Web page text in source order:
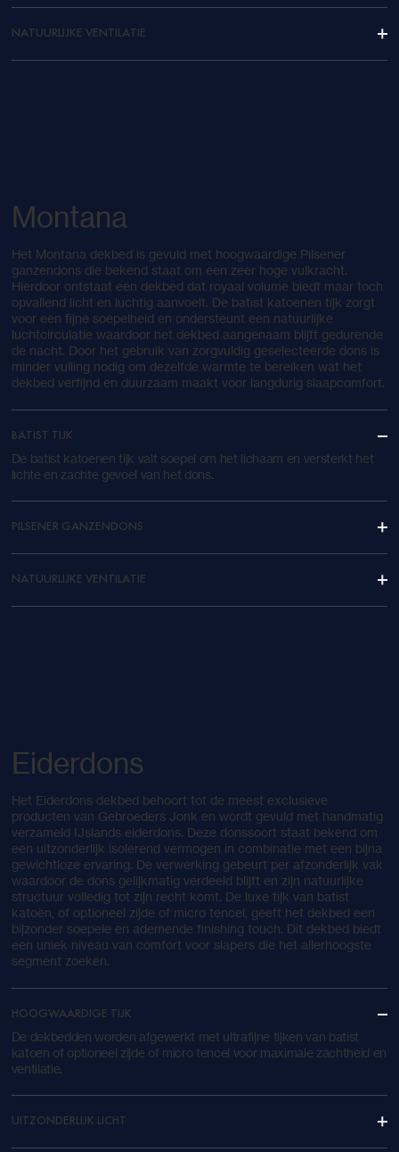
NATUURLIJKE VENTILATIE
Montana
Het Montana dekbed is gevuld met hoogwaardige Pilsener
ganzendons die bekend staat om een zeer hoge vulkracht.
Hierdoor ontstaat een dekbed dat royaal volume biedt maar toch
opvallend licht en luchtig aanvoelt. De batist katoenen tijk zorgt
voor een fijne soepelheid en ondersteunt een natuurlijke
luchtcirculatie waardoor het dekbed aangenaam blijft gedurende
de nacht. Door het gebruik van zorgvuldig geselecteerde dons is
minder vulling nodig om dezelfde warmte te bereiken wat het
dekbed verfijnd en duurzaam maakt voor langdurig slaapcomfort.
BATIST TIJK
De batist katoenen tijk valt soepel om het lichaam en versterkt het
lichte en zachte gevoel van het dons.
PILSENER GANZENDONS
NATUURLIJKE VENTILATIE
Eiderdons
Het Eiderdons dekbed behoort tot de meest exclusieve
producten van Gebroeders Jonk en wordt gevuld met handmatig
verzameld IJslands eiderdons. Deze donssoort staat bekend om
een uitzonderlijk isolerend vermogen in combinatie met een bijna
gewichtloze ervaring. De verwerking gebeurt per afzonderlijk vak
waardoor de dons gelijkmatig verdeeld blijft en zijn natuurlijke
structuur volledig tot zijn recht komt. De luxe tijk van batist
katoen, of optioneel zijde of micro tencel, geeft het dekbed een
bijzonder soepele en ademende finishing touch. Dit dekbed biedt
een uniek niveau van comfort voor slapers die het allerhoogste
segment zoeken.
HOOGWAARDIGE TIJK
De dekbedden worden afgewerkt met ultrafijne tijken van batist
katoen of optioneel zijde of micro tencel voor maximale zachtheid en
ventilatie.
UITZONDERLIJK LICHT